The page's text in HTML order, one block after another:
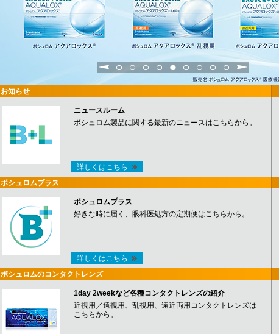
1 2 3 4 5 6 7 8 9
お知らせ
ニュースルーム
ボシュロム製品に関する最新のニュースはこちらから。
詳しくはこちら
ボシュロムプラス
ボシュロムプラス
好きな時に届く、眼科医処方の定期便はこちらから。
詳しくはこちら
ボシュロムのコンタクトレンズ
1day 2weekなど各種コンタクトレンズの紹介
近視用／遠視用、乱視用、遠近両用コンタクトレンズは
こちらから。